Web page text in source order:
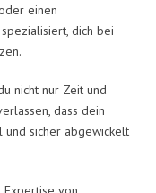
einen
dich bei
nicht nur Zeit und
dass dein
und sicher abgewickelt